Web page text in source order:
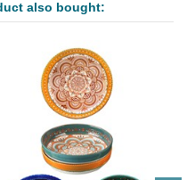
also bought: